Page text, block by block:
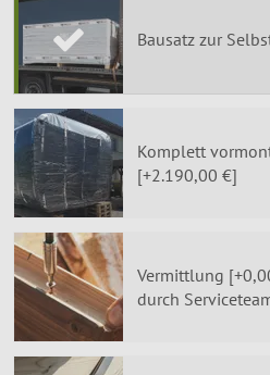
Bausatz zur
Komplett
[+2.190,00 €]
Vermittlung
durch